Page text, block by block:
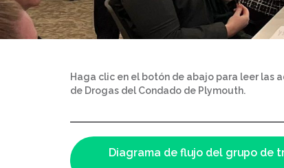
Haga clic en el botón de abajo para leer las
de Drogas del Condado de Plymouth.
Diagrama de flujo del grupo de